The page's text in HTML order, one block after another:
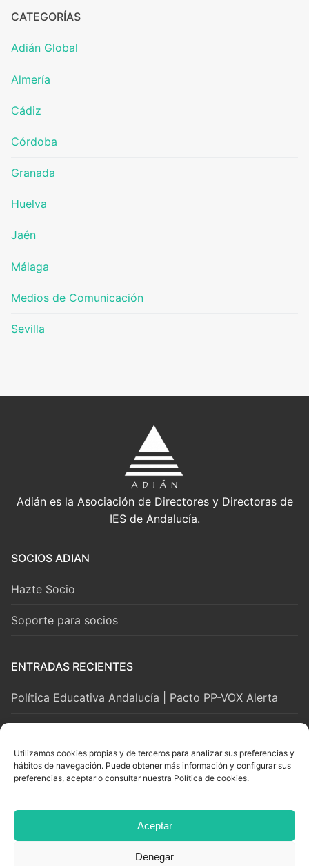
Utilizamos cookies propias y de terceros para analizar sus preferencias y
hábitos de navegación. Puede obtener más información y configurar sus
preferencias, aceptar o consultar nuestra Política de cookies.
Aceptar
Denegar
CATEGORÍAS
Adián Global
Almería
Cádiz
Córdoba
Granada
Huelva
Jaén
Málaga
Medios de Comunicación
Sevilla
Adián es la Asociación de Directores y Directoras de
IES de Andalucía.
SOCIOS ADIAN
Hazte Socio
Soporte para socios
ENTRADAS RECIENTES
Política Educativa Andalucía | Pacto PP-VOX Alerta
LEGAL Y SOPORTE